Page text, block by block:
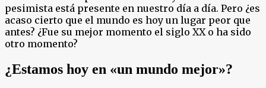
pesimista está presente en nuestro día a día. Pero ¿es
acaso cierto que el mundo es hoy un lugar peor que
antes? ¿Fue su mejor momento el siglo XX o ha sido
otro momento?
¿Estamos hoy en «un mundo mejor»?